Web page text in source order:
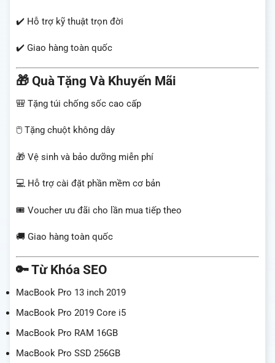
✔️ Hỗ trợ kỹ thuật trọn đời
✔️ Giao hàng toàn quốc
🎁 Quà Tặng Và Khuyến Mãi
🎒 Tặng túi chống sốc cao cấp
🖱️ Tặng chuột không dây
🎁 Vệ sinh và bảo dưỡng miễn phí
💻 Hỗ trợ cài đặt phần mềm cơ bản
🎟️ Voucher ưu đãi cho lần mua tiếp theo
🚚 Giao hàng toàn quốc
🔑 Từ Khóa SEO
MacBook Pro 13 inch 2019
MacBook Pro 2019 Core i5
MacBook Pro RAM 16GB
MacBook Pro SSD 256GB